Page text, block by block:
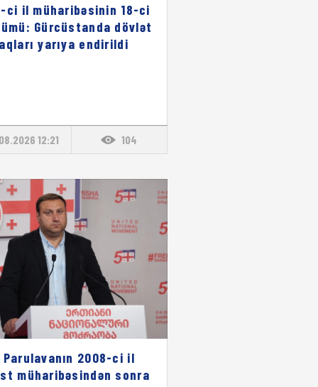
ci il müharibəsinin 18-ci
Gürcüstanda dövlət
yarıya endirildi
12:21 104
Parulavanın 2008-ci il
müharibəsindən sonra